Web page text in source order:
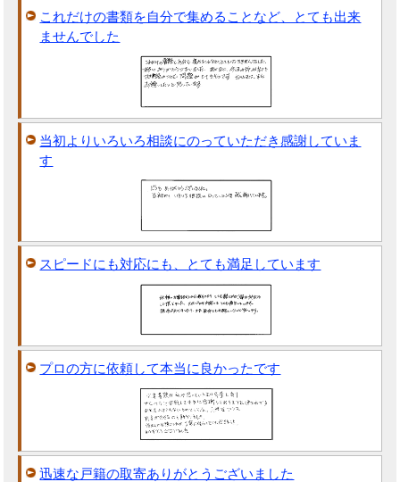
これだけの書類を自分で集めることなど、とても出来
ませんでした
当初よりいろいろ相談にのっていただき感謝していま
す
スピードにも対応にも、とても満足しています
プロの方に依頼して本当に良かったです
迅速な戸籍の取寄ありがとうございました